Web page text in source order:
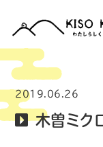
2019.06.26
木曽ミ